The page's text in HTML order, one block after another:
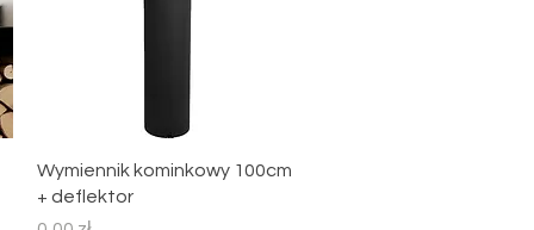
Podgląd
Wymiennik kominkowy 100cm
+ deflektor